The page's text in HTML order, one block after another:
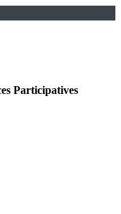
Participatives